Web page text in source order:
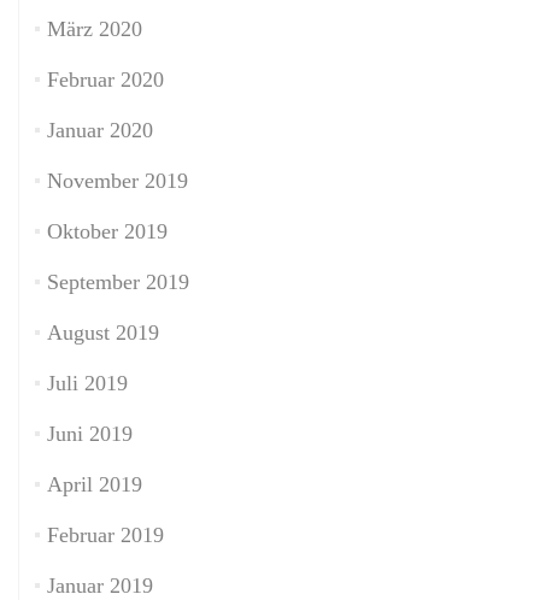
März 2020
Februar 2020
Januar 2020
November 2019
Oktober 2019
September 2019
August 2019
Juli 2019
Juni 2019
April 2019
Februar 2019
Januar 2019